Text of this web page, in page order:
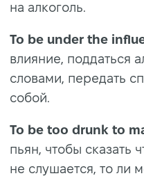
на алкоголь.
To be under the
влияние, поддаться
словами, передать
собой.
To be too drunk to
пьян, чтобы сказать
не слушается, то ли